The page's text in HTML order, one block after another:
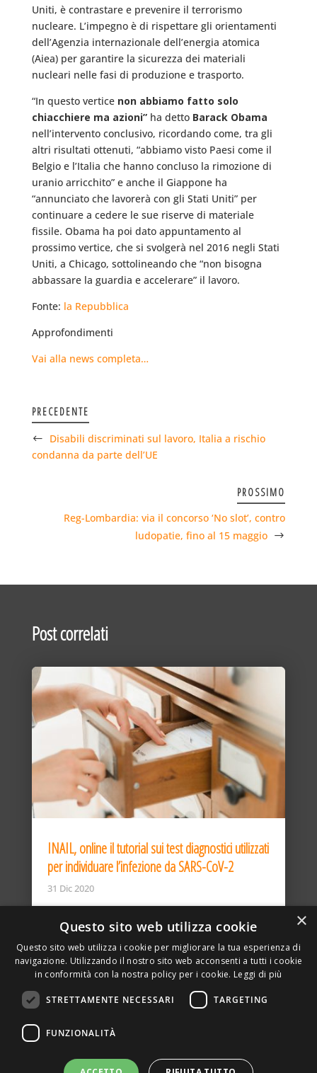
Uniti, è contrastare e prevenire il terrorismo
nucleare. L’impegno è di rispettare gli orientamenti
dell’Agenzia internazionale dell’energia atomica
(Aiea) per garantire la sicurezza dei materiali
nucleari nelle fasi di produzione e trasporto.
“In questo verticenon abbiamo fatto solo
chiacchiere ma azioni”ha detto Barack Obama
nell’intervento conclusivo, ricordando come, tra gli
altri risultati ottenuti, “abbiamo visto Paesi come il
Belgio e l’Italia che hanno concluso la rimozione di
uranio arricchito” e anche il Giappone ha
“annunciato che lavorerà con gli Stati Uniti” per
continuare a cedere le sue riserve di materiale
fissile. Obama ha poi dato appuntamento al
prossimo vertice, che si svolgerà nel 2016 negli Stati
Uniti, a Chicago, sottolineando che “non bisogna
abbassare la guardia e accelerare” il lavoro.
Fonte: la Repubblica
Approfondimenti
Vai alla news completa…
PRECEDENTE
Disabili discriminati sul lavoro, Italia a rischio
condanna da parte dell’UE
PROSSIMO
Reg-Lombardia: via il concorso ‘No slot’, contro
ludopatie, fino al 15 maggio
Post correlati
INAIL, online il tutorial sui test diagnostici utilizzati
per individuare l’infezione da SARS-CoV-2
31 Dic 2020
DELLA TORRE, 15 – 20127 – MILANO – P. IVA
SITO REALIZZATO DA GRAFICAEFOTO WEB AGENCY –
×
Questo sito web utilizza cookie
Questo sito web utilizza i cookie per migliorare la tua esperienza di
navigazione. Utilizzando il nostro sito web acconsenti a tutti i cookie
in conformità con la nostra policy per i cookie. Leggi di più
STRETTAMENTE NECESSARI TARGETING
FUNZIONALITÀ